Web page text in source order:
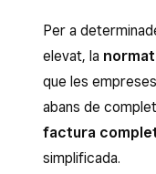
Per a
elevat, la
que les
abans de
factura
simplificada.